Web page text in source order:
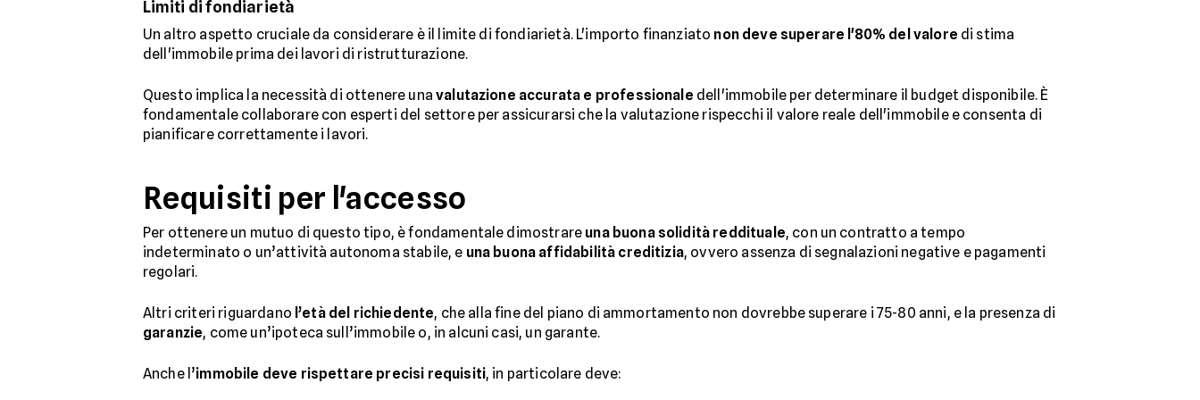
Limiti di fondiarietà
Un altro aspetto cruciale da considerare è il limite di fondiarietà. L'importo finanziato non deve superare l'80% del valore di stima
dell'immobile prima dei lavori di ristrutturazione.
Questo implica la necessità di ottenere unavalutazione accurata e professionale dell'immobile per determinare il budget disponibile. È
fondamentale collaborare con esperti del settore per assicurarsi che la valutazione rispecchi il valore reale dell'immobile e consenta di
pianificare correttamente i lavori.
Requisiti per l'accesso
Per ottenere un mutuo di questo tipo, è fondamentale dimostrare una buona solidità reddituale, con un contratto a tempo
indeterminato o un’attività autonoma stabile, e una buona affidabilità creditizia, ovvero assenza di segnalazioni negative e pagamenti
regolari.
Altri criteri riguardano l’età del richiedente, che alla fine del piano di ammortamento non dovrebbe superare i 75-80 anni, e la presenza di
garanzie, come un’ipoteca sull’immobile o, in alcuni casi, un garante.
Anche l’immobile deve rispettare precisi requisiti, in particolare deve: